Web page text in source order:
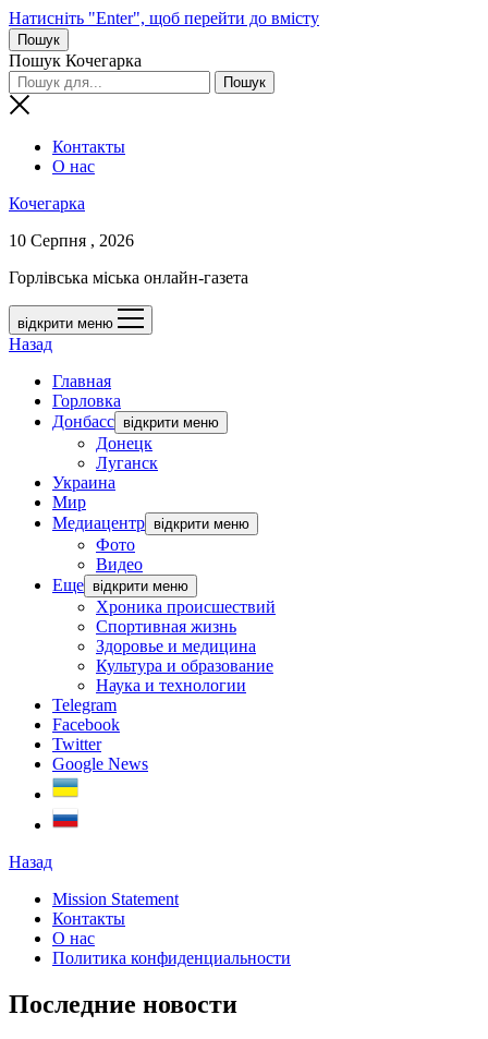
Натисніть "Enter", щоб перейти до вмісту
Пошук
Пошук Кочегарка
Контакты
О нас
Кочегарка
10 Серпня , 2026
Горлівська міська онлайн-газета
відкрити меню
Назад
Главная
Горловка
Донбасс відкрити меню
Донецк
Луганск
Украина
Мир
Медиацентр відкрити меню
Фото
Видео
Еще відкрити меню
Хроника происшествий
Спортивная жизнь
Здоровье и медицина
Культура и образование
Наука и технологии
Telegram
Facebook
Twitter
Google News
Назад
Mission Statement
Контакты
О нас
Политика конфиденциальности
Последние новости